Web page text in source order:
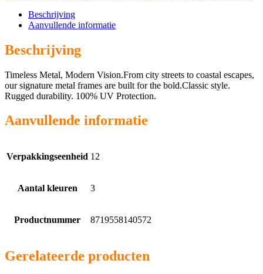
Beschrijving
Aanvullende informatie
Beschrijving
Timeless Metal, Modern Vision.From city streets to coastal escapes,
our signature metal frames are built for the bold.Classic style.
Rugged durability. 100% UV Protection.
Aanvullende informatie
Verpakkingseenheid 12
Aantal kleuren 3
Productnummer 8719558140572
Gerelateerde producten